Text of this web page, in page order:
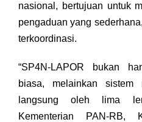
nasional, bertujuan untuk
pengaduan yang
terkoordinasi.
“SP4N-LAPOR bukan
biasa, melainkan sistem
langsung oleh lima
Kementerian PAN-RB,